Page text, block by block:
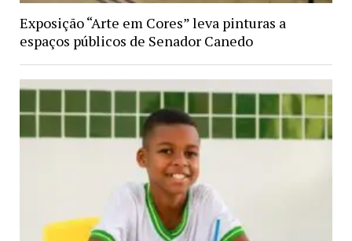
Exposição “Arte em Cores” leva pinturas a
espaços públicos de Senador Canedo